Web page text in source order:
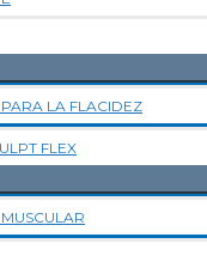
LA FLACIDEZ
FLEX